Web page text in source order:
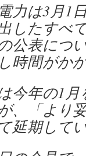
力は3月1
したすべ
公表につ
時間がか
今年の1
、「より
延期してい